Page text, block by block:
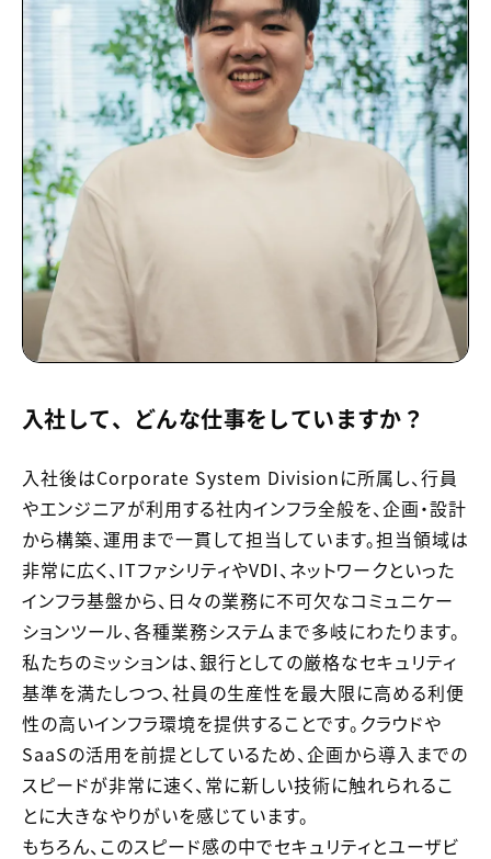
入社して、どんな仕事をしていますか？
入社後はCorporate System Divisionに所属し、行員
やエンジニアが利用する社内インフラ全般を、企画・設計
から構築、運用まで一貫して担当しています。担当領域は
非常に広く、ITファシリティやVDI、ネットワークといった
インフラ基盤から、日々の業務に不可欠なコミュニケー
ションツール、各種業務システムまで多岐にわたります。
私たちのミッションは、銀行としての厳格なセキュリティ
基準を満たしつつ、社員の生産性を最大限に高める利便
性の高いインフラ環境を提供することです。クラウドや
SaaSの活用を前提としているため、企画から導入までの
スピードが非常に速く、常に新しい技術に触れられるこ
とに大きなやりがいを感じています。
もちろん、このスピード感の中でセキュリティとユーザビ